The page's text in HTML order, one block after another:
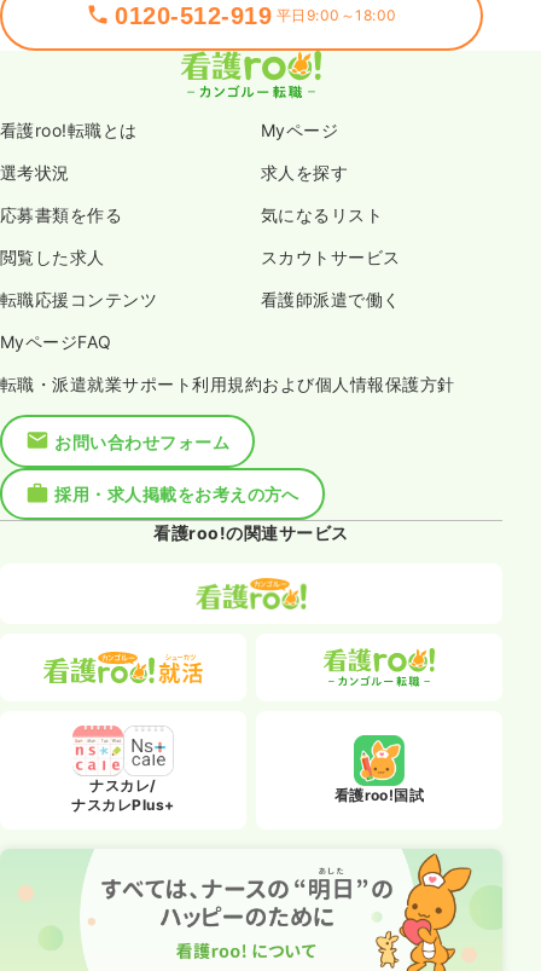
0120-512-919 平日9:00～18:00
看護roo!転職とは Myページ
選考状況 求人を探す
応募書類を作る 気になるリスト
閲覧した求人 スカウトサービス
転職応援コンテンツ 看護師派遣で働く
MyページFAQ
転職・派遣就業サポート利用規約および個人情報保護方針
お問い合わせフォーム
採用・求人掲載をお考えの方へ
看護roo!の関連サービス
ナスカレ/
ナスカレPlus+
看護roo!国試